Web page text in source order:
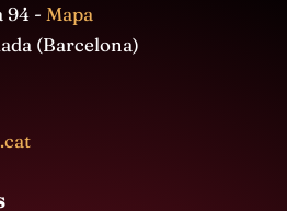
94 - Mapa
(Barcelona)